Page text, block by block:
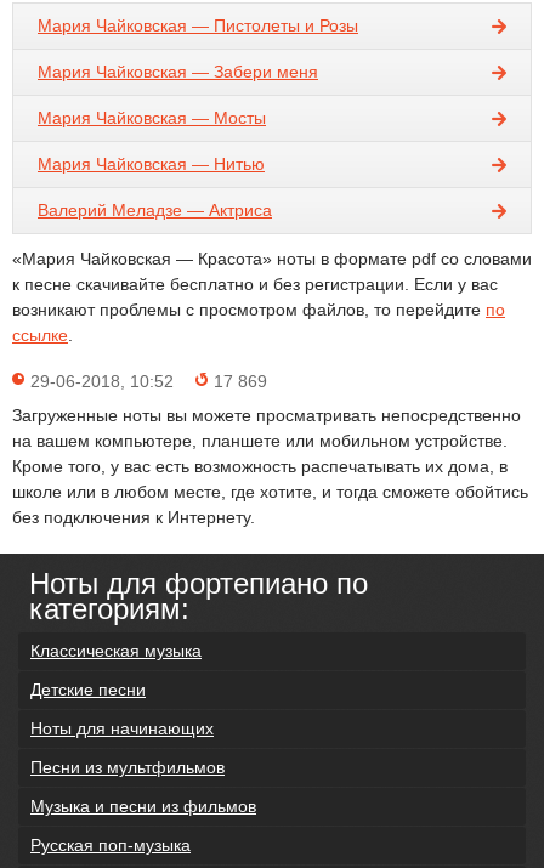
Мария Чайковская — Пистолеты и Розы
Мария Чайковская — Забери меня
Мария Чайковская — Мосты
Мария Чайковская — Нитью
Валерий Меладзе — Актриса
«Мария Чайковская — Красота» ноты в формате pdf со словами
к песне скачивайте бесплатно и без регистрации. Если у вас
возникают проблемы с просмотром файлов, то перейдите по
ссылке
29-06-2018, 10:52
17 869
Загруженные ноты вы можете просматривать непосредственно
на вашем компьютере, планшете или мобильном устройстве.
Кроме того, у вас есть возможность распечатывать их дома, в
школе или в любом месте, где хотите, и тогда сможете обойтись
без подключения к Интернету.
Ноты для фортепиано по
категориям:
Классическая музыка
Детские песни
Ноты для начинающих
Песни из мультфильмов
Музыка и песни из фильмов
Русская поп-музыка